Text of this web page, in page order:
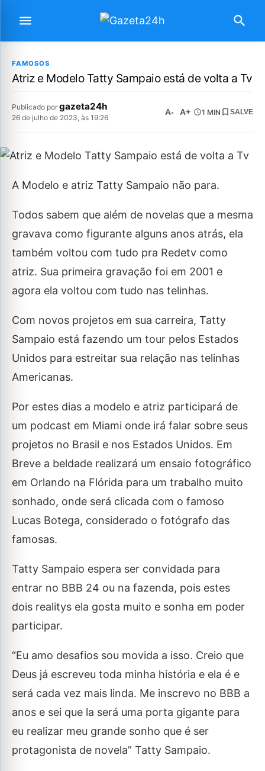
FAMOSOS
Atriz e Modelo Tatty Sampaio está de volta a Tv
Publicado por gazeta24h
26 de julho de 2023, às 19:26
A- A+ 1 MIN SALVE
A Modelo e atriz Tatty Sampaio não para.
Todos sabem que além de novelas que a mesma
gravava como figurante alguns anos atrás, ela
também voltou com tudo pra Redetv como
atriz. Sua primeira gravação foi em 2001 e
agora ela voltou com tudo nas telinhas.
Com novos projetos em sua carreira, Tatty
Sampaio está fazendo um tour pelos Estados
Unidos para estreitar sua relação nas telinhas
Americanas.
Por estes dias a modelo e atriz participará de
um podcast em Miami onde irá falar sobre seus
projetos no Brasil e nos Estados Unidos. Em
Breve a beldade realizará um ensaio fotográfico
em Orlando na Flórida para um trabalho muito
sonhado, onde será clicada com o famoso
Lucas Botega, considerado o fotógrafo das
famosas.
Tatty Sampaio espera ser convidada para
entrar no BBB 24 ou na fazenda, pois estes
dois realitys ela gosta muito e sonha em poder
participar.
“Eu amo desafios sou movida a isso. Creio que
Deus já escreveu toda minha história e ela é e
será cada vez mais linda. Me inscrevo no BBB a
anos e sei que la será uma porta gigante para
eu realizar meu grande sonho que é ser
protagonista de novela” Tatty Sampaio.